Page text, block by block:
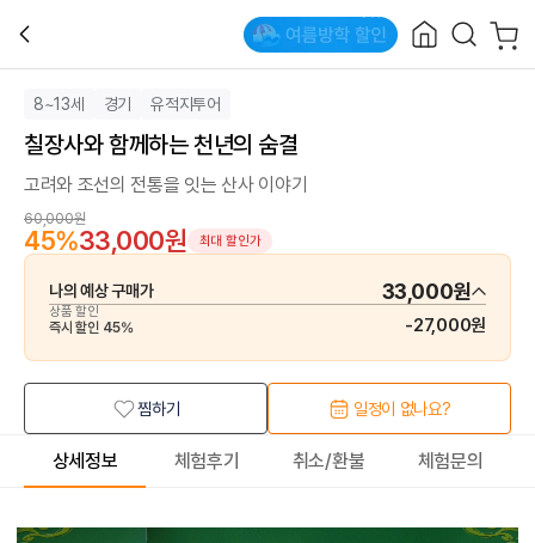
8~13세 경기 유적지투어
칠장사와 함께하는 천년의 숨결
고려와 조선의 전통을 잇는 산사 이야기
60,000원
45%33,000원 최대 할인가
나의 예상 구매가 33,000원
상품 할인
즉시 할인 45% -27,000원
찜하기 일정이 없나요?
상세정보 체험후기 취소/환불 체험문의